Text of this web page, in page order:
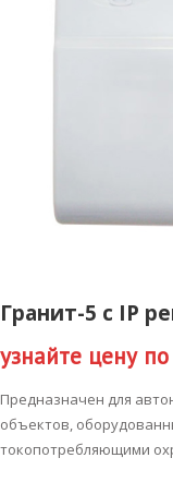
Гранит-5 с IP
узнайте цену
Предназначен для
объектов,
токопотребляющими